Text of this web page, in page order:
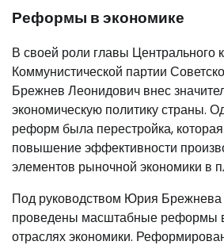
Реформы в экономике
В своей роли главы Центрального
Коммунистической партии
Брежнев Леонидович внес
экономическую политику страны.
реформ была перестройка,
повышение эффективности
элементов рыночной экономики в
Под руководством Юрия
проведены масштабные реформы
отраслях экономики.